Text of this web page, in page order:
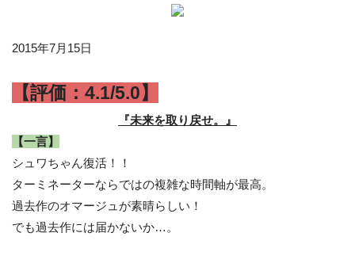
2015年7月15日
【評価：4.1/5.0】
『未来を取り戻せ。』
【一言】
シュワちゃん復活！！
ターミネーターならではの複雑な時間軸が最高。
過去作のオマージュが素晴らしい！
でも過去作には届かないか…。